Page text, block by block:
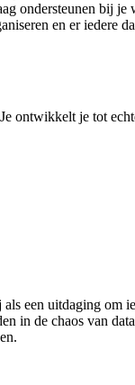
ondersteunen bij
en er iedere
ontwikkelt je tot
een uitdaging om
in de chaos van